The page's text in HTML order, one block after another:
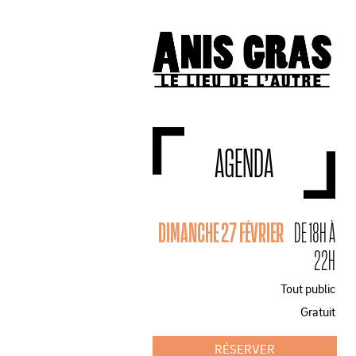
AGENDA
DIMANCHE 27 FÉVRIER DE 18H À
22H
Tout public
Gratuit
RÉSERVER